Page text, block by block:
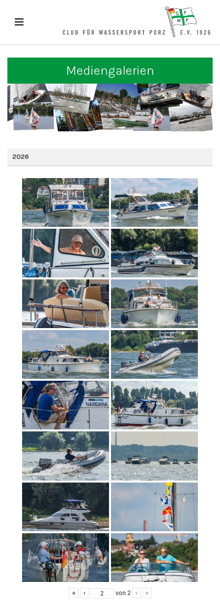
Mediengalerien
2026
« ‹ von 2 › »